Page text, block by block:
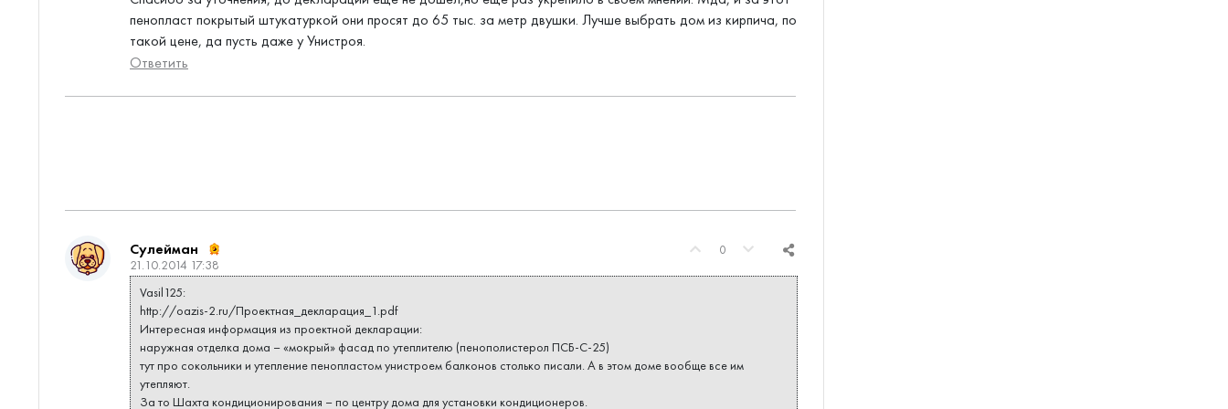
пенопласт покрытый штукатуркой они просят до 65 тыс. за метр двушки. Лучше выбрать дом из кирпича, по
такой цене, да пусть даже у Унистроя.
Ответить
0
Сулейман
21.10.2014 17:38
Vasil125:
http://oazis-2.ru/Проектная_декларация_1.pdf
Интересная информация из проектной декларации:
наружная отделка дома – «мокрый» фасад по утеплителю (пенополистерол ПСБ-С-25)
тут про сокольники и утепление пенопластом унистроем балконов столько писали. А в этом доме вообще все им
утепляют.
За то Шахта кондиционирования – по центру дома для установки кондиционеров.